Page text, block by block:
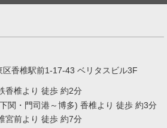
区香椎駅前1-17-43 ベリタスビル3F
香椎より 徒歩 約2分
関・門司港～博多) 香椎より 徒歩 約3分
宮前より 徒歩 約7分